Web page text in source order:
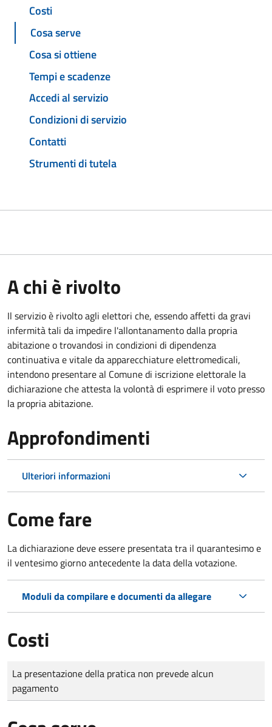
Costi
Cosa serve
Cosa si ottiene
Tempi e scadenze
Accedi al servizio
Condizioni di servizio
Contatti
Strumenti di tutela
A chi è rivolto
Il servizio è rivolto agli elettori che, essendo affetti da gravi
infermità tali da impedire l'allontanamento dalla propria
abitazione o trovandosi in condizioni di dipendenza
continuativa e vitale da apparecchiature elettromedicali,
intendono presentare al Comune di iscrizione elettorale la
dichiarazione che attesta la volontà di esprimere il voto presso
la propria abitazione.
Approfondimenti
Ulteriori informazioni
Come fare
La dichiarazione deve essere presentata tra il quarantesimo e
il ventesimo giorno antecedente la data della votazione.
Moduli da compilare e documenti da allegare
Costi
Tipo di pagamento
Importo
La presentazione della pratica non prevede alcun
pagamento